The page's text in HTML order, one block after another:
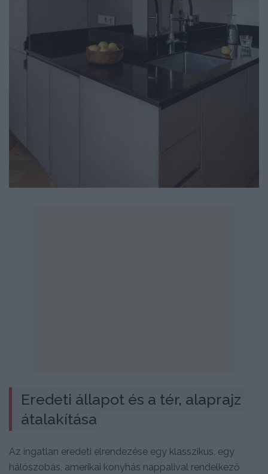
Eredeti állapot és a tér, alaprajz
átalakítása
Az ingatlan eredeti elrendezése egy klasszikus, egy
hálószobás, amerikai konyhás nappalival rendelkező